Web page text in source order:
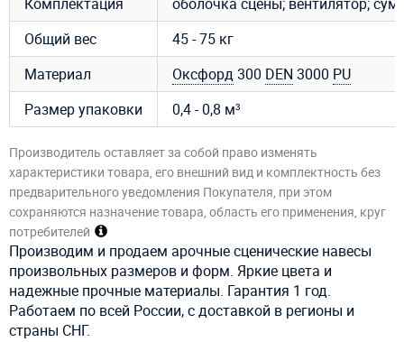
Общий вес
45 - 75 кг
Материал
Оксфорд300 DEN 3000 PU
Размер упаковки
0,4 - 0,8 м³
Производитель оставляет за собой право изменять
характеристики товара, его внешний вид и комплектность без
предварительного уведомления Покупателя, при этом
сохраняются назначение товара, область его применения, круг
потребителей
Производим и продаем арочные сценические навесы
произвольных размеров и форм. Яркие цвета и
надежные прочные материалы. Гарантия 1 год.
Работаем по всей России, с доставкой в регионы и
страны СНГ.